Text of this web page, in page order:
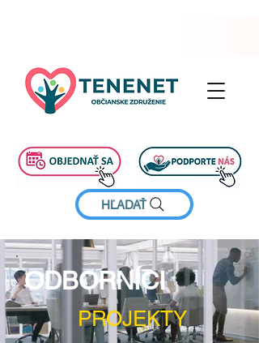
HĽADAŤ
ODBORNÍCI
PROJEKTY